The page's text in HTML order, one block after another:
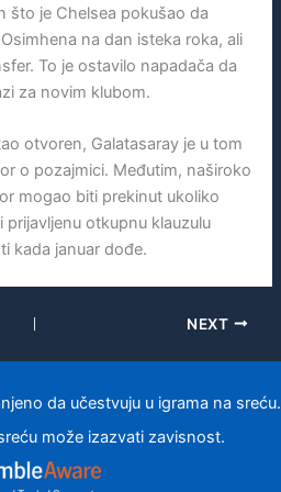
što je Chelsea pokušao da
na dan isteka roka, ali
To je ostavilo napadača da
za novim klubom.
otvoren, Galatasaray je u tom
o pozajmici. Međutim, naširoko
mogao biti prekinut ukoliko
otkupnu klauzulu
kada januar dođe.
NEXT
da učestvuju u igrama na sreću.
može izazvati zavisnost.